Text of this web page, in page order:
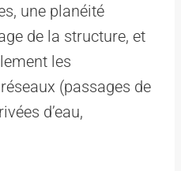
une planéité
de la structure, et
les
(passages de
d’eau,